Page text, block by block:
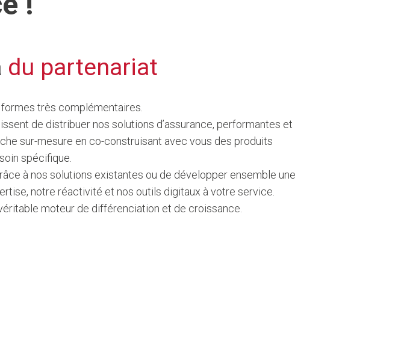
du partenariat
très complémentaires.
de distribuer nos solutions d’assurance, performantes et
sur-mesure en co-construisant avec vous des produits
spécifique.
à nos solutions existantes ou de développer ensemble une
notre réactivité et nos outils digitaux à votre service.
moteur de différenciation et de croissance.